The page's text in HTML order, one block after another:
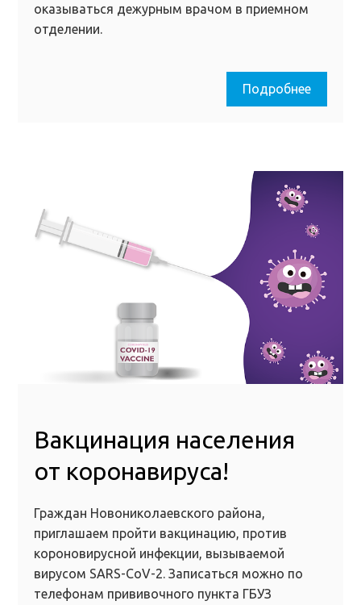
оказываться дежурным врачом в приемном
отделении.
Подробнее
Вакцинация населения
от коронавируса!
Граждан Новониколаевского района,
приглашаем пройти вакцинацию, против
короновирусной инфекции, вызываемой
вирусом SARS-CoV-2. Записаться можно по
телефонам прививочного пункта ГБУЗ